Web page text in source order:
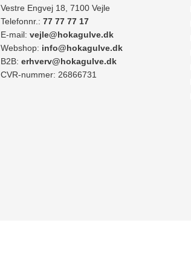
Vestre Engvej 18, 7100 Vejle
Telefonnr.: 77 77 77 17
E-mail: vejle@hokagulve.dk
Webshop: info@hokagulve.dk
B2B: erhverv@hokagulve.dk
CVR-nummer: 26866731